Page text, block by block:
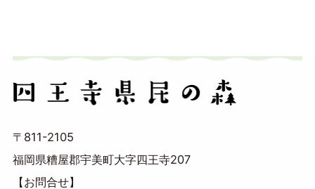
〒811-2105
福岡県糟屋郡宇美町大字四王寺207
【お問合せ】